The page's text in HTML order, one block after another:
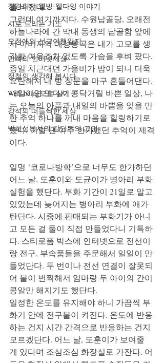
장경희의 웰빙-웰다잉 이야기
시로 드리는 기도
오정애의 선교여행일지
민희의 인터넷세상
정철의 생각해 봅시다
Well-being으로 살기
강석의 떠들썩한 세상
박희성목사의 강단뒤의 고민
를 바랐다.
그런데 여기까지다. 수원납골당, 오래전
하늘나라에 간 막내 동생의 납골함 앞에
서 아버지의 대성통곡은 내가 고모를 생
각할 여유조차 없도록 가슴을 후벼 팠다.
종일 치근대던 가을비가 밤이 되니 더욱
요란해져 내 방 창문을 마구 흔들어댄다.
내일이면 또다시 콩닥거릴 바쁜 일상, 나
는 오늘의 아픔과 내일의 바쁨을 잊을 만
한 추억 하나를 꺼내 마음을 힐링하기로
했다. 이럴 땐 아주 한가했던 추억이 제격
이다.
일명 ‘코로나방학’으로 너무도 한가하던
어느 날, 도훈이와 도균이가 병아리 부화
실험을 했단다. 부화 기간이 21일로 알고
있었는데 늦어지는 병아리 부화에 애가
탄단다. 시중에 판매되는 부화기가 아니
고 모든 걸 둘이 직접 만들었다니 기특하
다. 스티로폼 박스에 인터넷으로 전선이
랑 전구, 부속품들을 주문해서 일일이 만
들었단다. 두 번이나 전선 연결이 잘못되
어 불이 번쩍해서 엄마랑 두 아이의 간이
콩알만 해지기도 했단다.
일정한 온도를 유지해야 하니 가끔씩 부
화기 안에 전구불이 켜진다. 온도에 반응
하는 건지 시간 간격으로 반응하는 건지
모르겠단다. 어느 날, 도훈이가 보여줄
게 있다며 조심조심 화장실로 가잔다. 어